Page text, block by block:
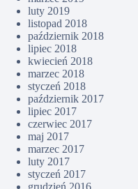
luty 2019
listopad 2018
październik 2018
lipiec 2018
kwiecień 2018
marzec 2018
styczeń 2018
październik 2017
lipiec 2017
czerwiec 2017
maj 2017
marzec 2017
luty 2017
styczeń 2017